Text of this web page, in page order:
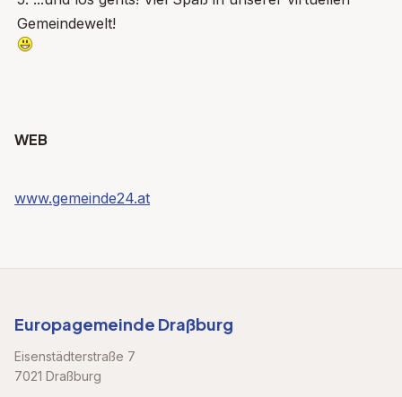
Gemeindewelt!
WEB
www.gemeinde24.at
Europagemeinde Draßburg
Eisenstädterstraße 7
7021 Draßburg